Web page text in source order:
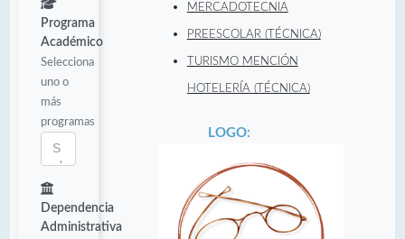
Programa
Académico
Selecciona
uno o
más
programas
Dependencia
Administrativa
MERCADOTECNIA
PREESCOLAR (TÉCNICA)
TURISMO MENCIÓN
HOTELERÍA (TÉCNICA)
LOGO: